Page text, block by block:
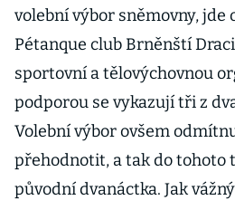
volební výbor sněmovny, jde
Pétanque club Brněnští
sportovní a tělovýchovnou
podporou se vykazují tři z
Volební výbor ovšem
přehodnotit, a tak do tohoto
původní dvanáctka. Jak